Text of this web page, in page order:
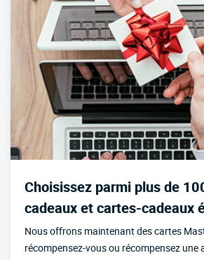
Choisissez parmi plus de
cadeaux et cartes-cadeaux
Nous offrons maintenant des cartes
récompensez-vous ou récompensez une